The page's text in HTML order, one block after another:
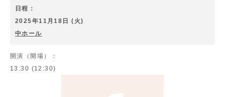
日程：
2025年11月18日 (火)
中ホール
開演（開場）：
13:30 (12:30)